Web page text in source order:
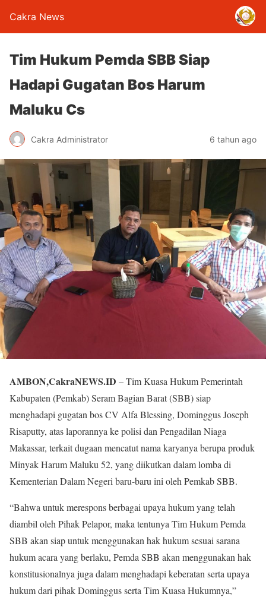
Cakra News
Tim Hukum Pemda SBB Siap
Hadapi Gugatan Bos Harum
Maluku Cs
Cakra Administrator 6 tahun ago
AMBON,CakraNEWS.ID – Tim Kuasa Hukum Pemerintah
Kabupaten (Pemkab) Seram Bagian Barat (SBB) siap
menghadapi gugatan bos CV Alfa Blessing, Dominggus Joseph
Risaputty, atas laporannya ke polisi dan Pengadilan Niaga
Makassar, terkait dugaan mencatut nama karyanya berupa produk
Minyak Harum Maluku 52, yang diikutkan dalam lomba di
Kementerian Dalam Negeri baru-baru ini oleh Pemkab SBB.
“Bahwa untuk merespons berbagai upaya hukum yang telah
diambil oleh Pihak Pelapor, maka tentunya Tim Hukum Pemda
SBB akan siap untuk menggunakan hak hukum sesuai sarana
hukum acara yang berlaku, Pemda SBB akan menggunakan hak
konstitusionalnya juga dalam menghadapi keberatan serta upaya
hukum dari pihak Dominggus serta Tim Kuasa Hukumnya,”